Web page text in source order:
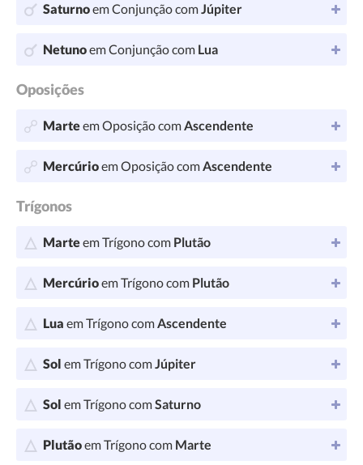
Saturnoem Conjunção comJúpiter
Netunoem Conjunção com Lua
Oposições
Marteem Oposição comAscendente
Mercúrioem Oposição comAscendente
Trígonos
Marteem Trígono com Plutão
Mercúrioem Trígono com Plutão
Lua em Trígono comAscendente
Sol em Trígono comJúpiter
Sol em Trígono comSaturno
Plutãoem Trígono com Marte